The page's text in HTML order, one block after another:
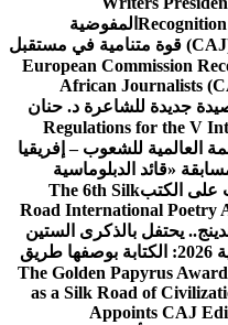
المفوضية
الأوروبية: مؤتمر الصحفيين الأفارقة (CAJ) قوة متنامية في مستقبل
European Commission
African Journalists
جديدة للشاعرة د. حنان
Regulations for the V
العالمية للشعوب – إفريقيا
«قائد الدبلوماسية
على الكتبThe 6th Silk
Road International Poetry
يحتفل بالذكرى الستين
جائزة البردية الذهبية 2026: الكتابة بوصفها طريق
The Golden Papyrus
as a Silk Road of
Appoints CAJ